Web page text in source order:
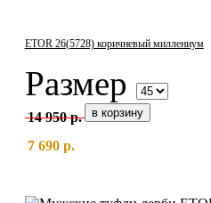
ETOR 26(5728) коричневый миллениум
Размер
14 950 р.
7 690 р.